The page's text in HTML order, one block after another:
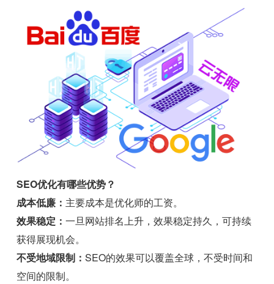
SEO优化有哪些优势？
成本低廉： 主要成本是优化师的工资。
效果稳定：一旦网站排名上升，效果稳定持久，可持续
获得展现机会。
不受地域限制：SEO的效果可以覆盖全球，不受时间和
空间的限制。